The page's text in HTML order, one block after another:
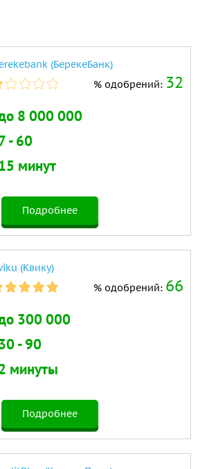
(БерекеБанк)
% одобрений: 32
8 000 000
- 60
минут
Подробнее
(Квику)
% одобрений: 66
300 000
- 90
минуты
Подробнее